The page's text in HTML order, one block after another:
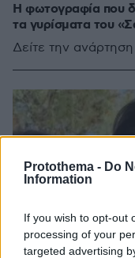
Protothema - Do
Information
If you wish to opt-out
processing of your
targeted advertising
Η φωτογραφία που
τα γυρίσματα του
Δείτε την